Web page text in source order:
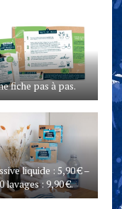
fiche pas à pas.
liquide : 5,90 € –
lavages : 9,90 €.